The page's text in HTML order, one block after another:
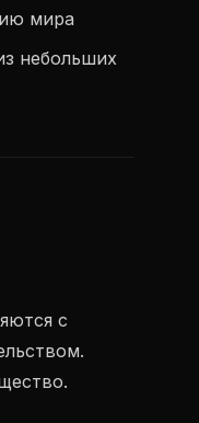
мира
небольших
с